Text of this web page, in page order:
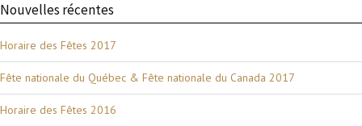
Nouvelles récentes
Horaire des Fêtes 2017
Fête nationale du Québec & Fête nationale du Canada 2017
Horaire des Fêtes 2016